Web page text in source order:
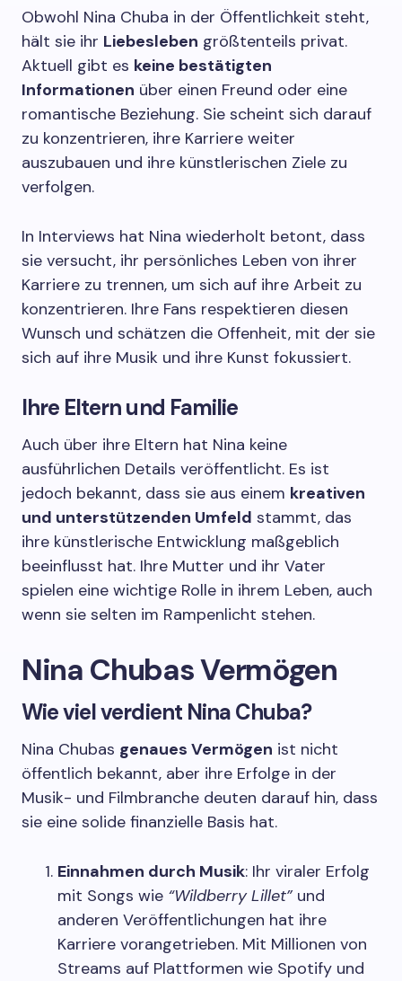
Obwohl Nina Chuba in der Öffentlichkeit steht,
hält sie ihr Liebesleben größtenteils privat.
Aktuell gibt es keine bestätigten
Informationen über einen Freund oder eine
romantische Beziehung. Sie scheint sich darauf
zu konzentrieren, ihre Karriere weiter
auszubauen und ihre künstlerischen Ziele zu
verfolgen.
In Interviews hat Nina wiederholt betont, dass
sie versucht, ihr persönliches Leben von ihrer
Karriere zu trennen, um sich auf ihre Arbeit zu
konzentrieren. Ihre Fans respektieren diesen
Wunsch und schätzen die Offenheit, mit der sie
sich auf ihre Musik und ihre Kunst fokussiert.
Ihre Eltern und Familie
Auch über ihre Eltern hat Nina keine
ausführlichen Details veröffentlicht. Es ist
jedoch bekannt, dass sie aus einem kreativen
und unterstützenden Umfeld stammt, das
ihre künstlerische Entwicklung maßgeblich
beeinflusst hat. Ihre Mutter und ihr Vater
spielen eine wichtige Rolle in ihrem Leben, auch
wenn sie selten im Rampenlicht stehen.
Nina Chubas Vermögen
Wie viel verdient Nina Chuba?
Nina Chubas genaues Vermögen ist nicht
öffentlich bekannt, aber ihre Erfolge in der
Musik- und Filmbranche deuten darauf hin, dass
sie eine solide finanzielle Basis hat.
Einnahmen durch Musik: Ihr viraler Erfolg
mit Songs wie “Wildberry Lillet” und
anderen Veröffentlichungen hat ihre
Karriere vorangetrieben. Mit Millionen von
Streams auf Plattformen wie Spotify und